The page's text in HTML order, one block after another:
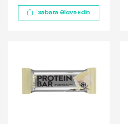
Səbətə Əlavə Edin